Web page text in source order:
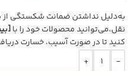
به‌دلیل نداشتن ضمانت شکستگی
نقل،می‌توانید محصولات خود را با
کنید تا در صورت آسیب، خسارت
-
+